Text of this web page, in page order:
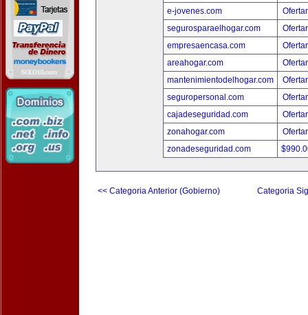
e-jovenes.com
segurosparaelhogar.com
empresaencasa.com
areahogar.com
mantenimientodelhogar.com
seguropersonal.com
cajadeseguridad.com
zonahogar.com
zonadeseguridad.com
<< Categoria Anterior (Gobierno) Categoria